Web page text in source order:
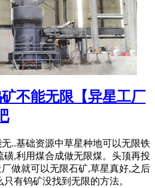
不能无限【异星工厂
..基础资源中草星种地可以无限铁
磺,利用煤合成做无限煤。头顶再投
做就可以无限石矿,草星真好,之后
有钨矿没找到无限的方法。